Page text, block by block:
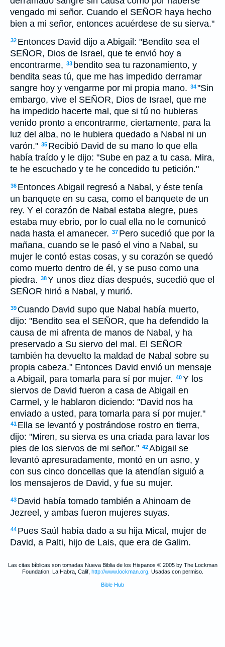
vengado mi señor. Cuando el SEÑOR haya hecho
bien a mi señor, entonces acuérdese de su sierva."
32 Entonces David dijo a Abigail: "Bendito sea el
SEÑOR, Dios de Israel, que te envió hoy a
encontrarme, 33 bendito sea tu razonamiento, y
bendita seas tú, que me has impedido derramar
sangre hoy y vengarme por mi propia mano. 34"Sin
embargo, vive el SEÑOR, Dios de Israel, que me
ha impedido hacerte mal, que si tú no hubieras
venido pronto a encontrarme, ciertamente, para la
luz del alba, no le hubiera quedado a Nabal ni un
varón." 35 Recibió David de su mano lo que ella
había traído y le dijo: "Sube en paz a tu casa. Mira,
te he escuchado y te he concedido tu petición."
36 Entonces Abigail regresó a Nabal, y éste tenía
un banquete en su casa, como el banquete de un
rey. Y el corazón de Nabal estaba alegre, pues
estaba muy ebrio, por lo cual ella no le comunicó
nada hasta el amanecer. 37 Pero sucedió que por la
mañana, cuando se le pasó el vino a Nabal, su
mujer le contó estas cosas, y su corazón se quedó
como muerto dentro de él, y se puso como una
piedra. 38Y unos diez días después, sucedió que el
SEÑOR hirió a Nabal, y murió.
39 Cuando David supo que Nabal había muerto,
dijo: "Bendito sea el SEÑOR, que ha defendido la
causa de mi afrenta de manos de Nabal, y ha
preservado a Su siervo del mal. El SEÑOR
también ha devuelto la maldad de Nabal sobre su
propia cabeza." Entonces David envió un mensaje
a Abigail, para tomarla para sí por mujer. 40Y los
siervos de David fueron a casa de Abigail en
Carmel, y le hablaron diciendo: "David nos ha
enviado a usted, para tomarla para sí por mujer."
41 Ella se levantó y postrándose rostro en tierra,
dijo: "Miren, su sierva es una criada para lavar los
pies de los siervos de mi señor." 42Abigail se
levantó apresuradamente, montó en un asno, y
con sus cinco doncellas que la atendían siguió a
los mensajeros de David, y fue su mujer.
43 David había tomado también a Ahinoam de
Jezreel, y ambas fueron mujeres suyas.
44 Pues Saúl había dado a su hija Mical, mujer de
David, a Palti, hijo de Lais, que era de Galim.
Las citas bíblicas son tomadas Nueva Biblia de los Hispanos © 2005 by The Lockman
Foundation, La Habra, Calif, http://www.lockman.org. Usadas con permiso.
Bible Hub